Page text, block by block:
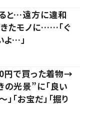
と…遠方に違和
きたモノに……「ぐ
よ…」
円で買った着物→
光景”に「良い
「お宝だ」「掘り